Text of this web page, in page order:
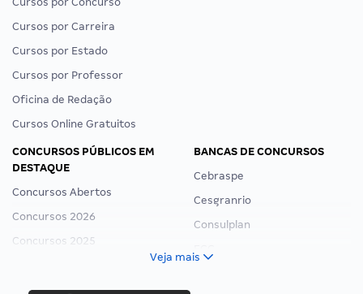
Cursos por Carreira
Cursos por Estado
Cursos por Professor
Oficina de Redação
Cursos Online Gratuitos
CONCURSOS PÚBLICOS EM
DESTAQUE
Concursos Abertos
Concursos 2026
Concursos 2025
Concurso Ibama
BANCAS DE CONCURSOS
Cebraspe
Cesgranrio
Consulplan
Veja mais